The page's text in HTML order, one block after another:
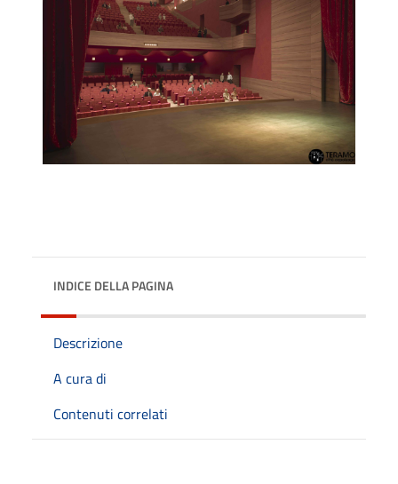
INDICE DELLA PAGINA
Descrizione
A cura di
Contenuti correlati